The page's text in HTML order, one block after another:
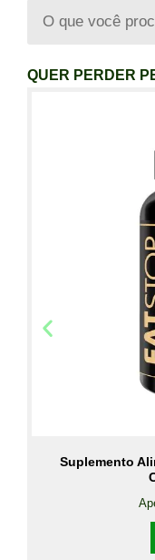
QUER PERDER
Suplemento